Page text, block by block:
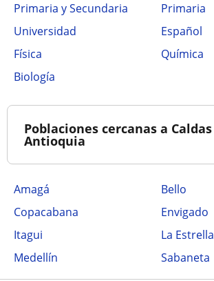
Primaria y Secundaria
Primaria
Universidad
Español
Física
Química
Biología
Poblaciones cercanas a Caldas
Antioquia
Amagá
Bello
Copacabana
Envigado
Itagui
La Estrella
Medellín
Sabaneta